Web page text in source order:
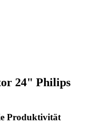
24" Philips
Produktivität